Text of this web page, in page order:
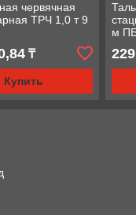
червячная
ТРЧ 1,0 т 9
₸
Купить
м